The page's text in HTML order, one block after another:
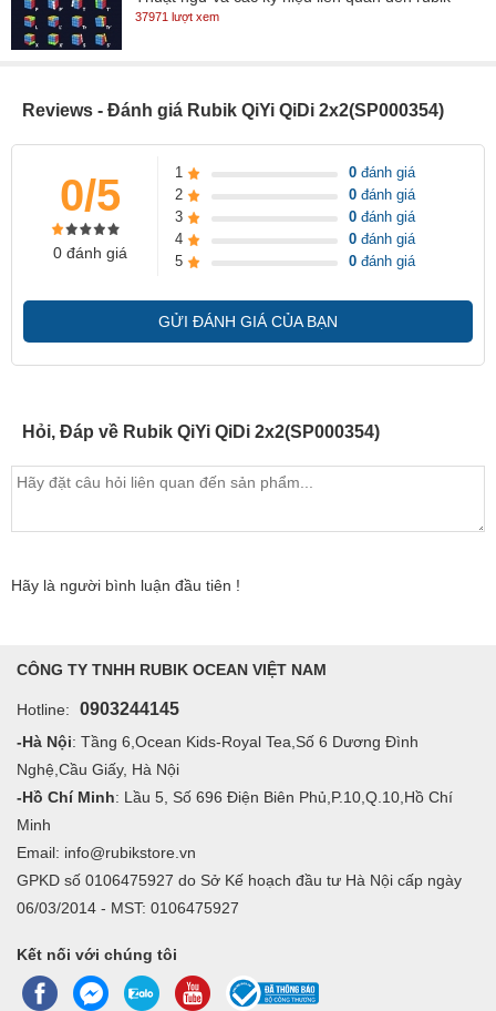
37971 lượt xem
Reviews - Đánh giá Rubik QiYi QiDi 2x2(SP000354)
0/5
0 đánh giá
1 0 đánh giá
2
0 đánh giá
3
0 đánh giá
4
0 đánh giá
5
0 đánh giá
GỬI ĐÁNH GIÁ CỦA BẠN
Hỏi, Đáp về Rubik QiYi QiDi 2x2(SP000354)
Hãy là người bình luận đầu tiên !
CÔNG TY TNHH RUBIK OCEAN VIỆT NAM
Hotline: 0903244145
-Hà Nội: Tầng 6,Ocean Kids-Royal Tea,Số 6 Dương Đình
Nghệ,Cầu Giấy, Hà Nội
-Hồ Chí Minh: Lầu 5, Số 696 Điện Biên Phủ,P.10,Q.10,Hồ Chí
Minh
Email: info@rubikstore.vn
GPKD số 0106475927 do Sở Kế hoạch đầu tư Hà Nội cấp ngày
06/03/2014 - MST: 0106475927
Kết nối với chúng tôi